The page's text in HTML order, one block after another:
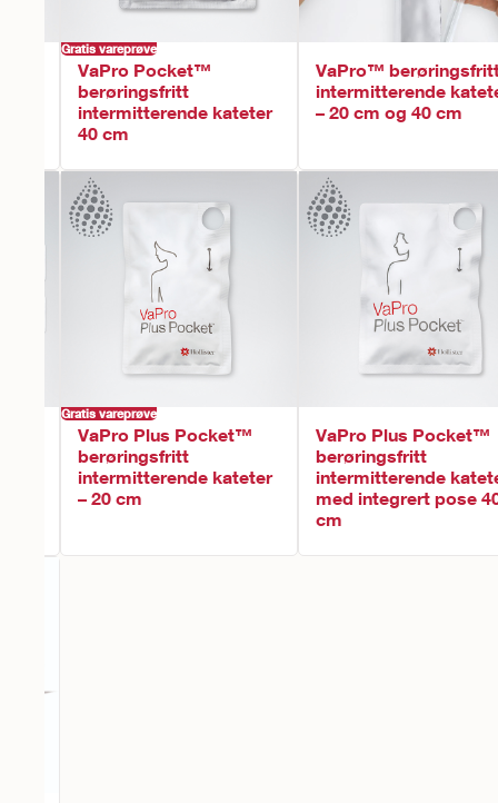
Gratis vareprøve
VaPro Pocket™
berøringsfritt
intermitterende kateter
40 cm
VaPro™
intermitterende
– 20 cm og 40 cm
Gratis vareprøve
VaPro Plus Pocket™
berøringsfritt
intermitterende kateter
– 20 cm
VaPro Plus Pocket™
berøringsfritt
intermitterende
med integrert pose
cm